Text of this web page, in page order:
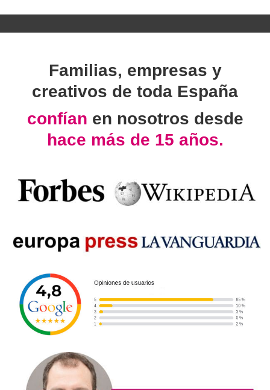
Familias, empresas y
creativos de toda España
confían en nosotros desde
hace más de 15 años.